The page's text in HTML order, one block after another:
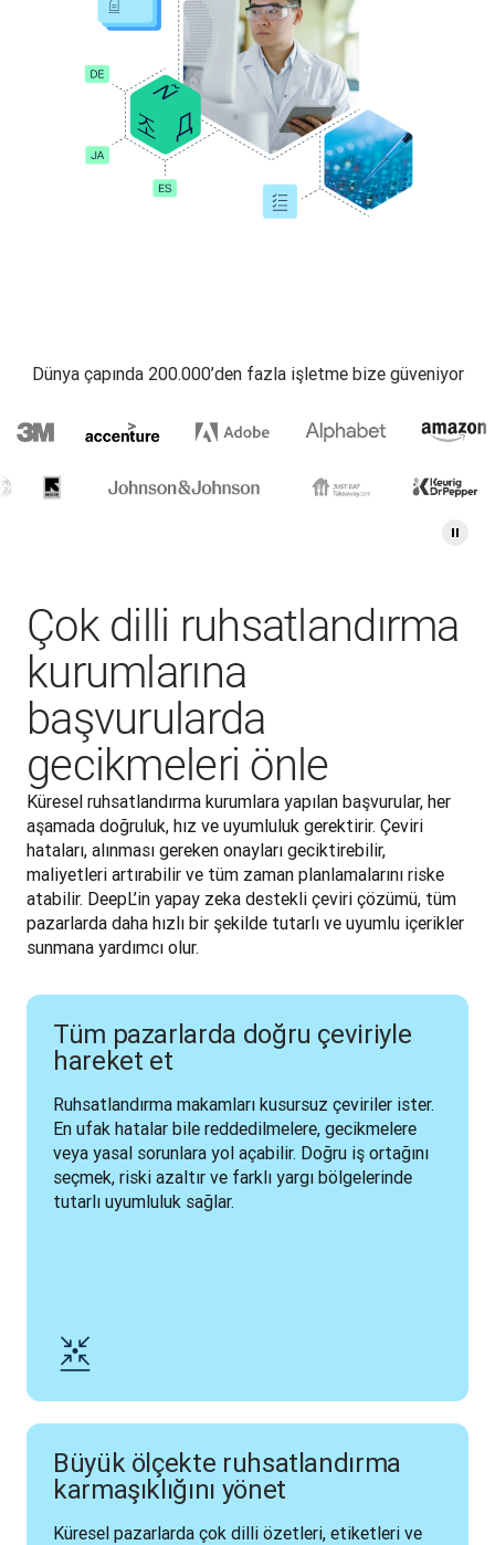
Dünya çapında 200.000’den fazla işletme bize güveniyor
Çok dilli ruhsatlandırma
kurumlarına
başvurularda
gecikmeleri önle
Küresel ruhsatlandırma kurumlara yapılan başvurular, her
aşamada doğruluk, hız ve uyumluluk gerektirir. Çeviri
hataları, alınması gereken onayları geciktirebilir,
maliyetleri artırabilir ve tüm zaman planlamalarını riske
atabilir. DeepL’in yapay zeka destekli çeviri çözümü, tüm
pazarlarda daha hızlı bir şekilde tutarlı ve uyumlu içerikler
sunmana yardımcı olur.
Tüm pazarlarda doğru çeviriyle
hareket et
Ruhsatlandırma makamları kusursuz çeviriler ister.
En ufak hatalar bile reddedilmelere, gecikmelere
veya yasal sorunlara yol açabilir. Doğru iş ortağını
seçmek, riski azaltır ve farklı yargı bölgelerinde
tutarlı uyumluluk sağlar.
Büyük ölçekte ruhsatlandırma
karmaşıklığını yönet
Küresel pazarlarda çok dilli özetleri, etiketleri ve